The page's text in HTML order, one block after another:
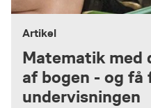
Artikel
Matematik med
af bogen - og få
undervisningen